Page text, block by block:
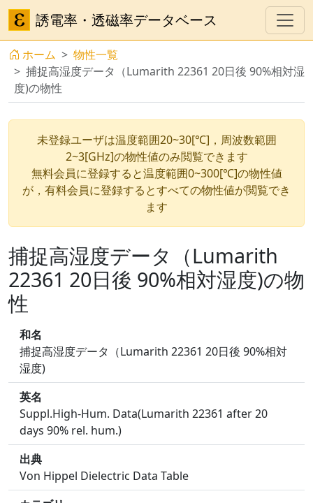
誘電率・透磁率データベース
ホーム
物性一覧
捕捉高湿度データ（Lumarith 22361 20日後 90%相対湿
度)の物性
未登録ユーザは温度範囲20~30[℃]，周波数範囲
2~3[GHz]の物性値のみ閲覧できます
無料会員に登録すると温度範囲0~300[℃]の物性値
が，有料会員に登録するとすべての物性値が閲覧でき
ます
捕捉高湿度データ（Lumarith
22361 20日後 90%相対湿度)の物
性
和名
捕捉高湿度データ（Lumarith 22361 20日後 90%相対
湿度)
英名
Suppl.High-Hum. Data(Lumarith 22361 after 20
days 90% rel. hum.)
出典
Von Hippel Dielectric Data Table